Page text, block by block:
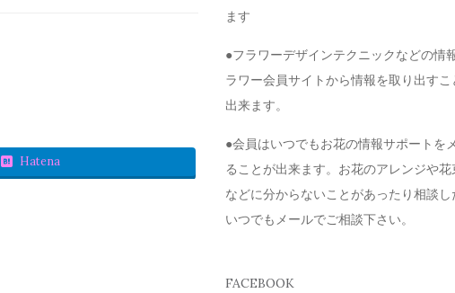
Hatena
ます
●フラワーデザインテクニックなどの情
ラワー会員サイトから情報を取り出すこ
出来ます。
●会員はいつでもお花の情報サポートを
ることが出来ます。お花のアレンジや花
などに分からないことがあったり相談し
いつでもメールでご相談下さい。
FACEBOOK